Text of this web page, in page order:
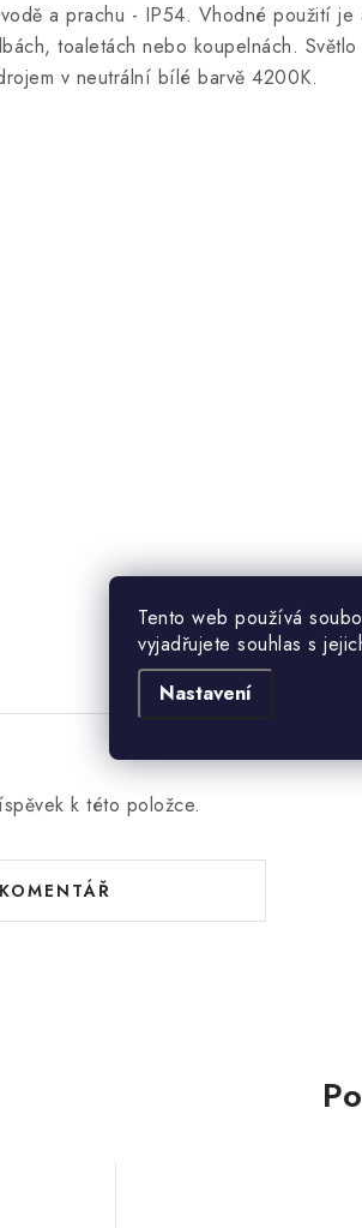
Tento web používá
vyjadřujete souhlas s
Nastavení
a prachu - IP54. Vhodné použití je
toaletách nebo koupelnách. Světlo
v neutrální bílé barvě 4200K.
k této položce.